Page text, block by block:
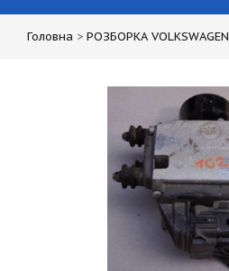
Головна > РОЗБОРКА VOLKSWAGEN